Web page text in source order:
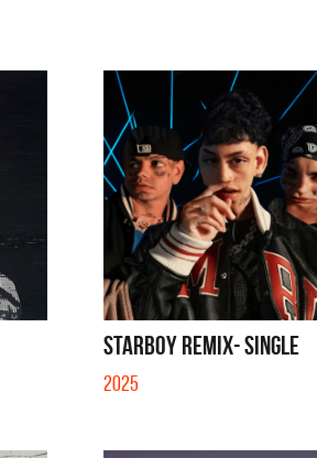
STARBOY REMIX- SINGLE
2025
Los Palmeras
YO SOY - SINGLE